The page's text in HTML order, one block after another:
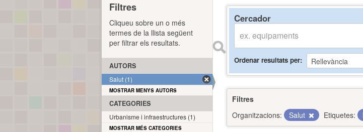
Cercador
Ordenar resultats per
Filtres
Organitzacions:
Salut Etiquetes:
Filtres
Cliqueu sobre un o més
termes de la llista següent
per filtrar els resultats.
AUTORS
Salut (1)
MOSTRAR MENYS AUTORS
CATEGORIES
Urbanisme i infraestructures (1)
MOSTRAR MÉS CATEGORIES